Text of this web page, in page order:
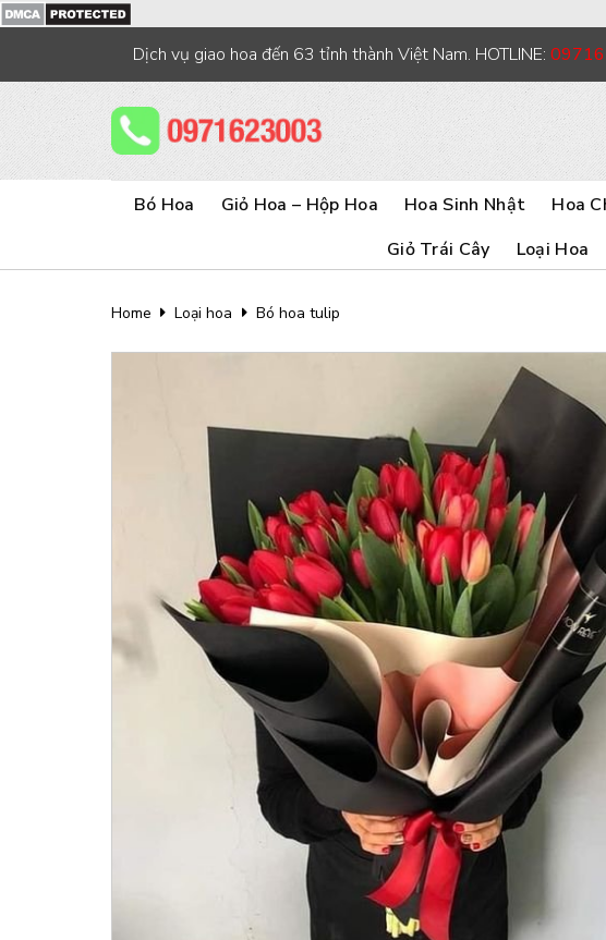
content
Dịch vụ giao hoa đến 63 tỉnh thành Việt Nam. HOTLINE:
Bó Hoa Giỏ Hoa – Hộp Hoa Hoa Sinh Nhật Hoa
Giỏ Trái Cây
Loại Hoa
Home Loại hoa Bó hoa tulip